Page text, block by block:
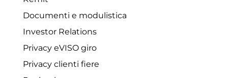
Documenti e modulistica
Investor Relations
Privacy eVISO giro
Privacy clienti fiere